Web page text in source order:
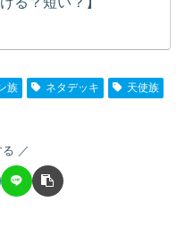
族 ネタデッキ
天使族
る